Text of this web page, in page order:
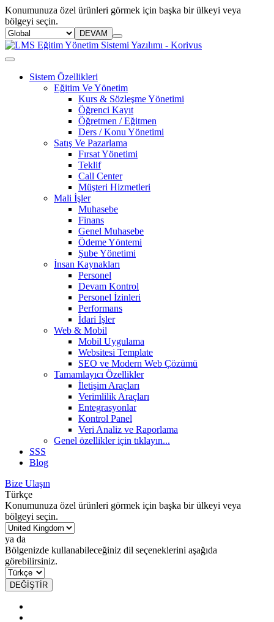
Konumunuza özel ürünleri görmek için başka bir ülkeyi veya
bölgeyi seçin.
DEVAM
Sistem Özellikleri
Eğitim Ve Yönetim
Kurs & Sözleşme Yönetimi
Öğrenci Kayıt
Öğretmen / Eğitmen
Ders / Konu Yönetimi
Satış Ve Pazarlama
Fırsat Yönetimi
Teklif
Call Center
Müşteri Hizmetleri
Mali İşler
Muhasebe
Finans
Genel Muhasebe
Ödeme Yöntemi
Şube Yönetimi
İnsan Kaynakları
Personel
Devam Kontrol
Personel İzinleri
Performans
İdari İşler
Web & Mobil
Mobil Uygulama
Websitesi Template
SEO ve Modern Web Çözümü
Tamamlayıcı Özellikler
İletişim Araçları
Verimlilik Araçları
Entegrasyonlar
Kontrol Panel
Veri Analiz ve Raporlama
Genel özellikleriçin tıklayın...
SSS
Blog
Bize Ulaşın
Türkçe
Konumunuza özel ürünleri görmek için başka bir ülkeyi veya
bölgeyi seçin.
ya da
Bölgenizde kullanabileceğiniz dil seçeneklerini aşağıda
görebilirsiniz.
DEĞİŞTİR